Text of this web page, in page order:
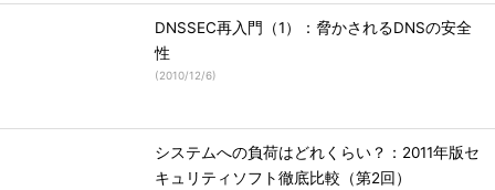
DNSSEC再入門（1）：脅かされるDNSの安全
性
(2010/12/6)
システムへの負荷はどれくらい？：2011年版セ
キュリティソフト徹底比較（第2回）